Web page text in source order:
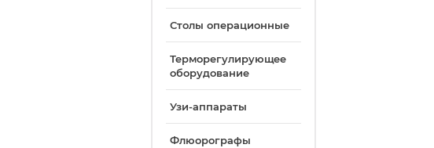
Столы операционные
Терморегулирующее
оборудование
Узи-аппараты
Флюорографы